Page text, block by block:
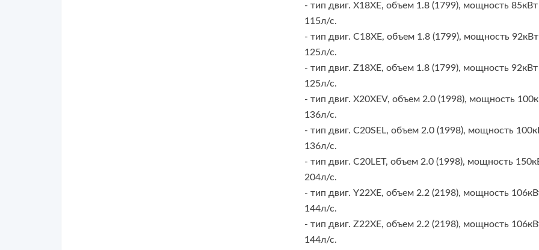
- тип двиг. X18XE, объем 1.8 (1799), мощность 85кВт
115л/с.
- тип двиг. C18XE, объем 1.8 (1799), мощность 92кВт
125л/с.
- тип двиг. Z18XE, объем 1.8 (1799), мощность 92кВт
125л/с.
- тип двиг. X20XEV, объем 2.0 (1998), мощность
136л/с.
- тип двиг. C20SEL, объем 2.0 (1998), мощность
136л/с.
- тип двиг. C20LET, объем 2.0 (1998), мощность
204л/с.
- тип двиг. Y22XE, объем 2.2 (2198), мощность
144л/с.
- тип двиг. Z22XE, объем 2.2 (2198), мощность
144л/с.